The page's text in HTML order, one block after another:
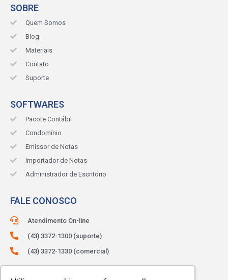
SOBRE
Quem Somos
Blog
Materiais
Contato
Suporte
SOFTWARES
Pacote Contábil
Condomínio
Emissor de Notas
Importador de Notas
Administrador de Escritório
FALE CONOSCO
Atendimento On-line
(43) 3372-1300 (suporte)
(43) 3372-1330 (comercial)
ATENDIMENTO:Segunda à sexta.